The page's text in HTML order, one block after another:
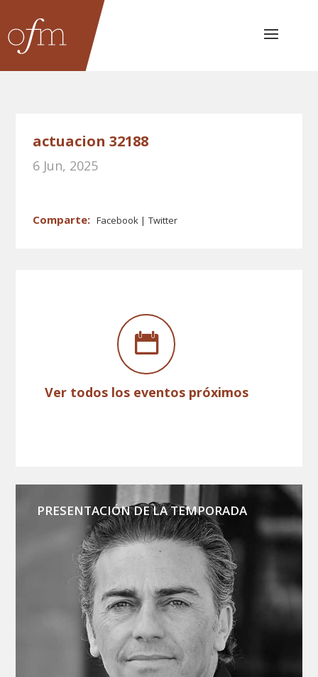
actuacion 32188
6 Jun, 2025
Facebook Twitter
Ver todos los eventos próximos
PRESENTACIÓN DE LA TEMPORADA